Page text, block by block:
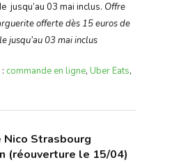
jusqu’au 03 mai inclus. Offre
offerte dès 15 euros de
jusqu’au 03 mai inclus
commande en ligne, Uber Eats,
Nico Strasbourg
(réouverture le 15/04)